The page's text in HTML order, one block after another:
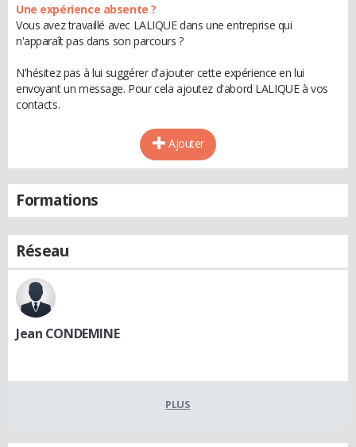
Une expérience absente ?
Vous avez travaillé avec LALIQUE dans une entreprise qui
n'apparaît pas dans son parcours ?
N'hésitez pas à lui suggérer d'ajouter cette expérience en lui
envoyant un message. Pour cela ajoutez d'abord LALIQUE à vos
contacts.
Ajouter
Formations
Réseau
Jean CONDEMINE
PLUS